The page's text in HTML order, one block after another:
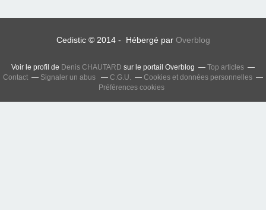
Cedistic © 2014 - Hébergé par Overblog
Voir le profil de Denis CHAUTARD sur le portail Overblog
Top articles
Contact
Signaler un abus C.G.U.
Cookies et données personnelles
Préférences cookies